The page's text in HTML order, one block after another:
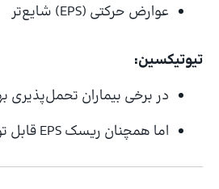
عوارض حرکتی (EPS) شایع‌تر
تیوتیکسین:
در برخی بیماران تحمل‌پذیری
اما همچنان ریسک EPS قابل توجه است